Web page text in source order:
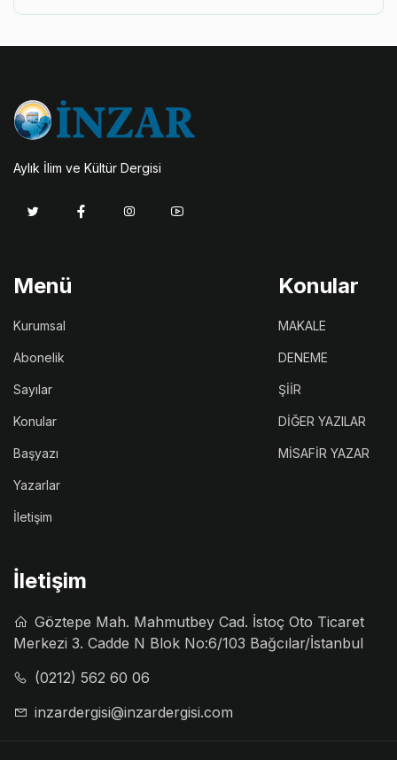
Aylık İlim ve Kültür Dergisi
Menü
Kurumsal
Abonelik
Sayılar
Konular
Başyazı
Yazarlar
İletişim
Konular
MAKALE
DENEME
ŞİİR
DİĞER YAZILAR
MİSAFİR YAZAR
İletişim
Göztepe Mah. Mahmutbey Cad. İstoç Oto Ticaret
Merkezi 3. Cadde N Blok No:6/103 Bağcılar/İstanbul
(0212) 562 60 06
inzardergisi@inzardergisi.com